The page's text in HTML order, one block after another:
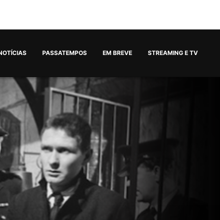
PASSATEMPOS EM BREVE STREAMING E TV